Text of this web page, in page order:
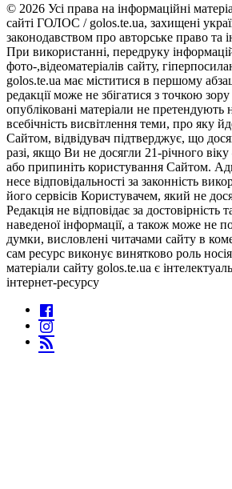
© 2026 Усі права на інформаційні
сайті ГОЛОС / golos.te.ua, захищені
законодавством про авторське право та
При використанні, передруку
фото-,відеоматеріалів сайту,
golos.te.ua має міститися в першому
редакції може не збігатися з точкою зору
опубліковані матеріали не претендують
всебічність висвітлення теми, про яку
Сайтом, відвідувач підтверджує, що
разі, якщо Ви не досягли 21-річного
або припиніть користування Сайтом.
несе відповідальності за законність
його сервісів Користувачем, який не
Редакція не відповідає за достовірність
наведеної інформації, а також може не
думки, висловлені читачами сайту в
сам ресурс виконує винятково роль
матеріали сайту golos.te.ua є
інтернет-ресурсу